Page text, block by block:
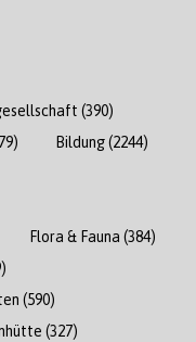
(390)
Bildung(2244)
Flora & Fauna (384)
(590)
(327)